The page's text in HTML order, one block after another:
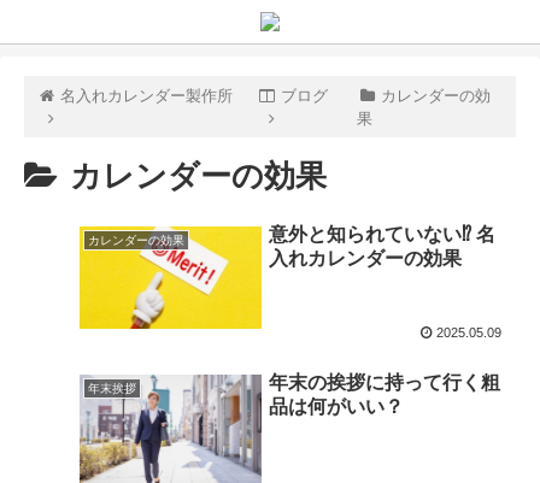
名入れカレンダー製作所 ブログ
カレンダーの効
果
カレンダーの効果
カレンダーの効果
意外と知られていない⁉️ 名
入れカレンダーの効果
2025.05.09
年末挨拶
年末の挨拶に持って行く粗
品は何がいい？